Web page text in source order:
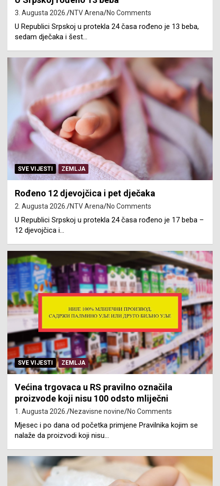
3. Augusta 2026. NTV Arena No Comments
U Republici Srpskoj u protekla 24 časa rođeno je 13 beba,
sedam dječaka i šest…
SVE VIJESTI ZEMLJA
Rođeno 12 djevojčica i pet dječaka
2. Augusta 2026. NTV Arena No Comments
U Republici Srpskoj u protekla 24 časa rođeno je 17 beba –
12 djevojčica i…
SVE VIJESTI ZEMLJA
Većina trgovaca u RS pravilno označila
proizvode koji nisu 100 odsto mliječni
1. Augusta 2026. Nezavisne novine No Comments
Mjesec i po dana od početka primjene Pravilnika kojim se
nalaže da proizvodi koji nisu…